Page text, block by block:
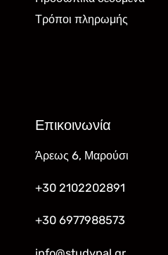
Τρόποι πληρωμής
Επικοινωνία
Άρεως 6, Μαρούσι
+30 2102202891
+30 6977988573